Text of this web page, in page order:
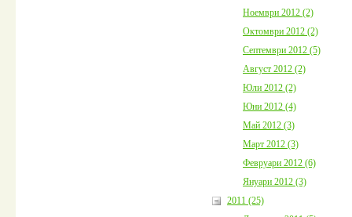
Ноември 2012 (2)
Октомври 2012 (2)
Септември 2012 (5)
Август 2012 (2)
Юли 2012 (2)
Юни 2012 (4)
Май 2012 (3)
Март 2012 (3)
Февруари 2012 (6)
Януари 2012 (3)
2011 (25)